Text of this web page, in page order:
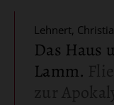
Lehnert,
Das Haus
Lamm.